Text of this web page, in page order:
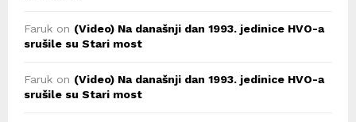
Faruk on (Video) Na današnji dan 1993. jedinice HVO-a
srušile su Stari most
Faruk on (Video) Na današnji dan 1993. jedinice HVO-a
srušile su Stari most